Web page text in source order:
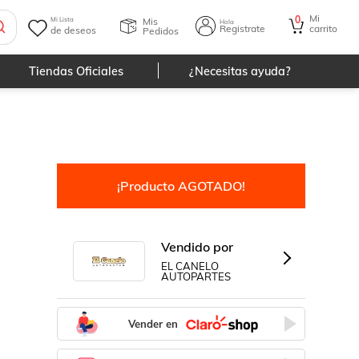
Mi Lista
de deseos
Mis
Pedidos
Hola
Registrate
0
Mi
carrito
Tiendas Oficiales ¿Necesitas ayuda?
¡Producto AGOTADO!
Vendido por
EL CANELO
AUTOPARTES
Vender en